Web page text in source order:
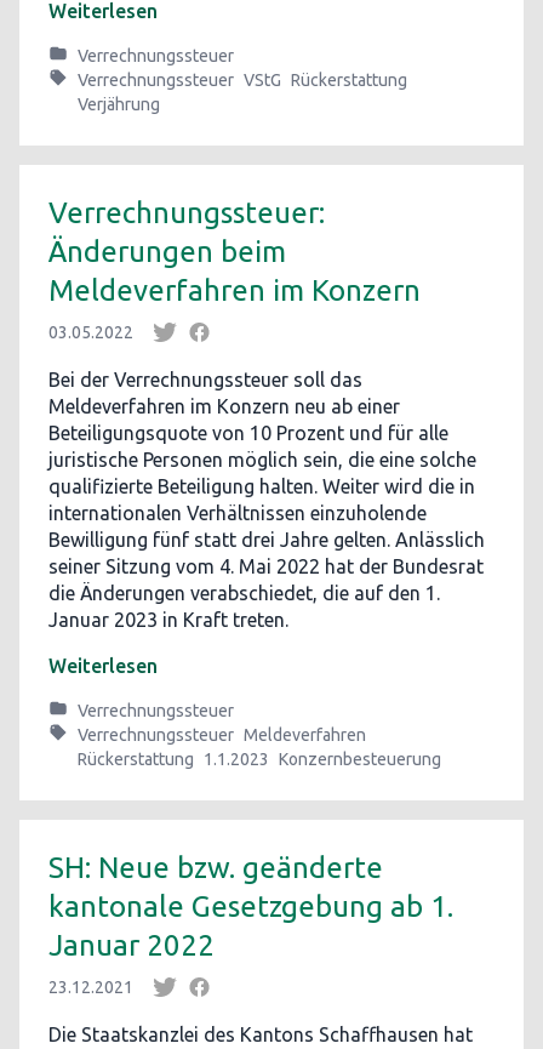
Weiterlesen
Verrechnungssteuer
Verrechnungssteuer VStG Rückerstattung
Verjährung
Verrechnungssteuer:
Änderungen beim
Meldeverfahren im Konzern
03.05.2022
Bei der Verrechnungssteuer soll das
Meldeverfahren im Konzern neu ab einer
Beteiligungsquote von 10 Prozent und für alle
juristische Personen möglich sein, die eine solche
qualifizierte Beteiligung halten. Weiter wird die in
internationalen Verhältnissen einzuholende
Bewilligung fünf statt drei Jahre gelten. Anlässlich
seiner Sitzung vom 4. Mai 2022 hat der Bundesrat
die Änderungen verabschiedet, die auf den 1.
Januar 2023 in Kraft treten.
Weiterlesen
Verrechnungssteuer
Verrechnungssteuer Meldeverfahren
Rückerstattung
1.1.2023 Konzernbesteuerung
SH: Neue bzw. geänderte
kantonale Gesetzgebung ab 1.
Januar 2022
23.12.2021
Die Staatskanzlei des Kantons Schaffhausen hat